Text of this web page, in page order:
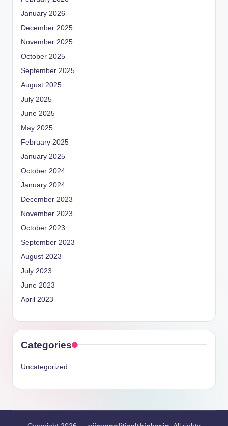
January 2026
December 2025
November 2025
October 2025
September 2025
August 2025
July 2025
June 2025
May 2025
February 2025
January 2025
October 2024
January 2024
December 2023
November 2023
October 2023
September 2023
August 2023
July 2023
June 2023
April 2023
Categories
Uncategorized